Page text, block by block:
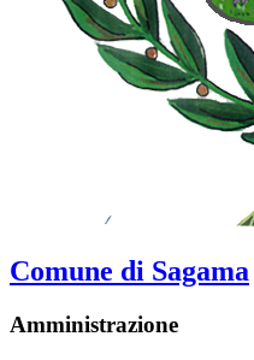
Comune di Sagama
Amministrazione